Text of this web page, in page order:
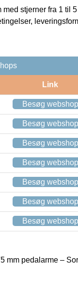
stjerner fra 1 til
Link
Besøg webshop
Besøg webshop
Besøg webshop
Besøg webshop
Besøg webshop
Besøg webshop
Besøg webshop
mm pedalarme –